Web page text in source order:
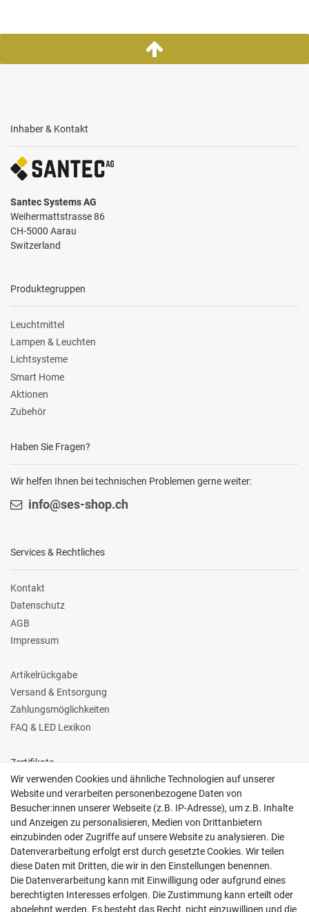
Inhaber & Kontakt
Santec Systems AG
Weihermattstrasse 86
CH-5000 Aarau
Switzerland
Produktegruppen
Leuchtmittel
Lampen & Leuchten
Lichtsysteme
Smart Home
Aktionen
Zubehör
Haben Sie Fragen?
Wir helfen Ihnen bei technischen Problemen gerne weiter:
info@ses-shop.ch
Services & Rechtliches
Kontakt
Datenschutz
AGB
Impressum
Artikelrückgabe
Versand & Entsorgung
Zahlungsmöglichkeiten
FAQ & LED Lexikon
Zertifikate
Wir verwenden Cookies und ähnliche Technologien auf unserer
Website und verarbeiten personenbezogene Daten von
Besucher:innen unserer Webseite (z.B. IP-Adresse), um z.B. Inhalte
und Anzeigen zu personalisieren, Medien von Drittanbietern
einzubinden oder Zugriffe auf unsere Website zu analysieren. Die
Datenverarbeitung erfolgt erst durch gesetzte Cookies. Wir teilen
diese Daten mit Dritten, die wir in den Einstellungen benennen.
Die Datenverarbeitung kann mit Einwilligung oder aufgrund eines
berechtigten Interesses erfolgen. Die Zustimmung kann erteilt oder
abgelehnt werden. Es besteht das Recht, nicht einzuwilligen und die